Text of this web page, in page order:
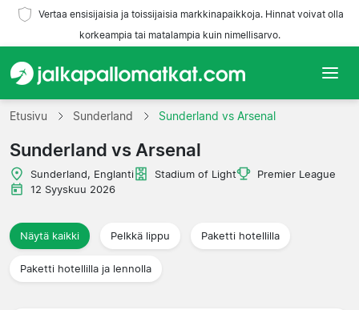
Vertaa ensisijaisia ja toissijaisia markkinapaikkoja. Hinnat voivat olla
korkeampia tai matalampia kuin nimellisarvo.
Etusivu
Joukkueet
Liigat
Matkatoimistoja
Etusivu Sunderland Sunderland vs Arsenal
Sunderland vs Arsenal
Sunderland, Englanti Stadium of Light
Premier League
12 Syyskuu 2026
Näytä kaikki Pelkkä lippu Paketti hotellilla
Paketti hotellilla ja lennolla